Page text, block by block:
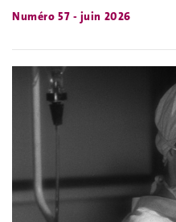
Numéro 57 - juin 2026